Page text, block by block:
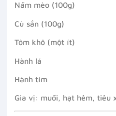
Nấm mèo (100g)
Củ sắn (100g)
Tôm khô (một ít)
Hành lá
Hành tím
Gia vị: muối, hạt hêm, tiêu